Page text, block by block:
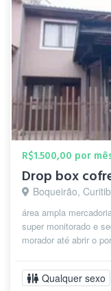
R$1.500,00 por
Boqueirão,
área ampla
super monitorado e
morador até abrir o
Qualquer sexo